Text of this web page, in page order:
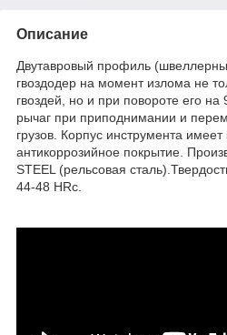
Описание
Двутавровый профиль
гвоздодер на момент излома не
гвоздей, но и при повороте его на
рычаг при приподнимании и
грузов. Корпус инструмента
антикоррозийное покрытие.
STEEL (рельсовая
44-48 HRc.